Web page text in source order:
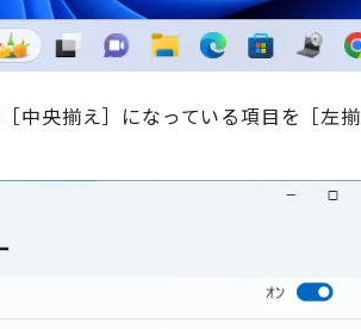
中央揃え］になっている項目を［左揃